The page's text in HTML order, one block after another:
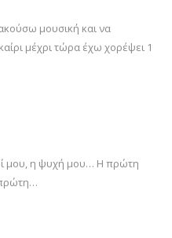
μουσική και να
μέχρι τώρα έχω χορέψει 1
μου, η ψυχή μου… Η πρώτη